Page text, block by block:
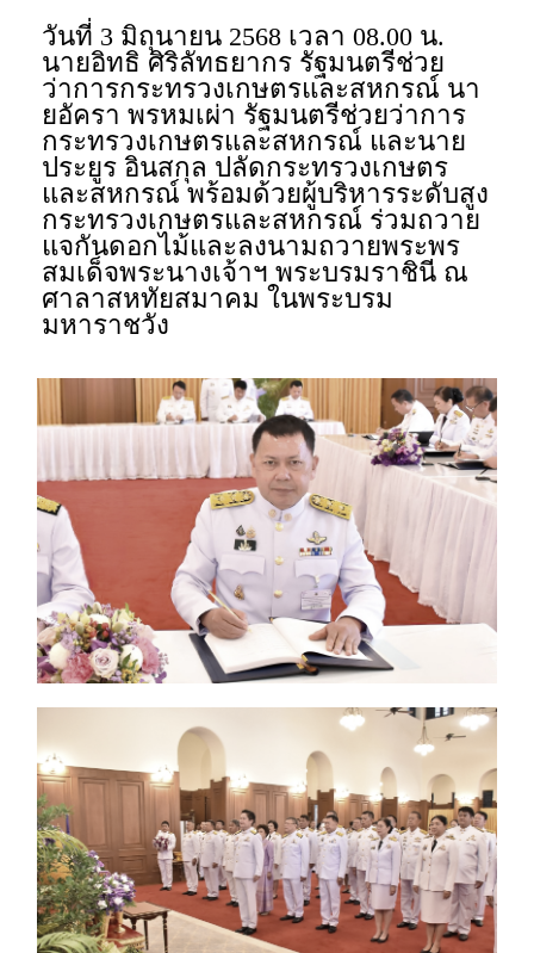
วันที่ 3 มิถุนายน 2568 เวลา 08.00 น.
นายอิทธิ ศิริลัทธยากร รัฐมนตรีช่วย
ว่าการกระทรวงเกษตรและสหกรณ์ นา
ยอัครา พรหมเผ่า รัฐมนตรีช่วยว่าการ
กระทรวงเกษตรและสหกรณ์ และนาย
ประยูร อินสกุล ปลัดกระทรวงเกษตร
และสหกรณ์ พร้อมด้วยผู้บริหารระดับสูง
กระทรวงเกษตรและสหกรณ์ ร่วมถวาย
แจกันดอกไม้และลงนามถวายพระพร
สมเด็จพระนางเจ้าฯ พระบรมราชินี ณ
ศาลาสหทัยสมาคม ในพระบรม
มหาราชวัง